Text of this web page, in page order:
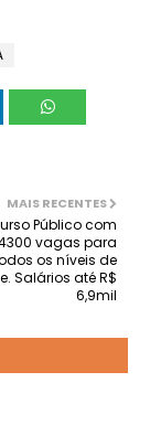
MAIS RECENTES
Público com
vagas para
os níveis de
Salários até R$
6,9mil